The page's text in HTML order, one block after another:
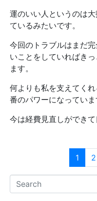
運のいい人というのは
ているみたいです。
今回のトラブルはまだ
いことをしていればき
ます。
何よりも私を支えてく
番のパワーになっていま
今は経費見直しができて
1 2